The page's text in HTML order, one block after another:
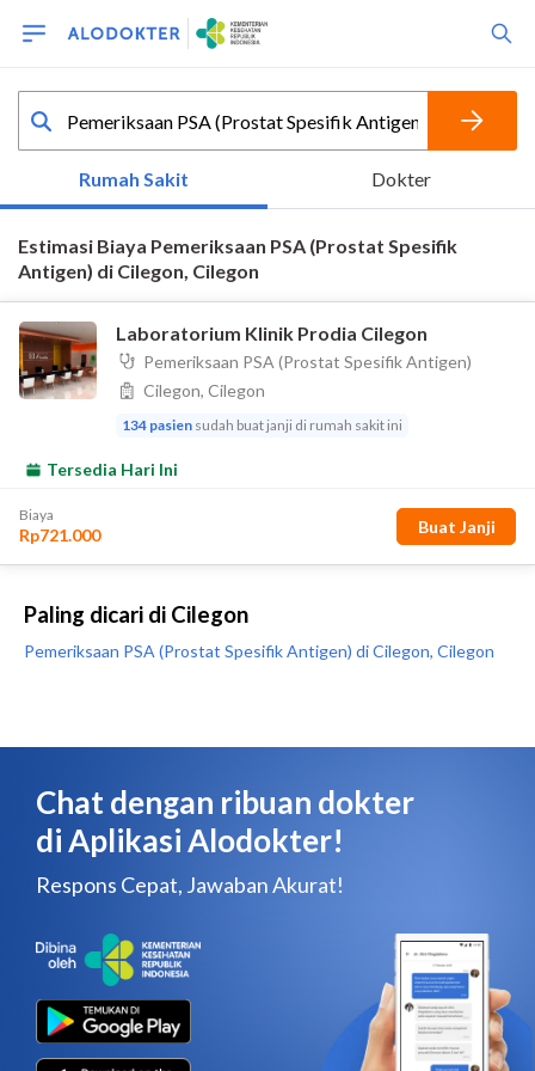
Paling dicari di Cilegon
Pemeriksaan PSA (Prostat Spesifik Antigen) di Cilegon, Cilegon